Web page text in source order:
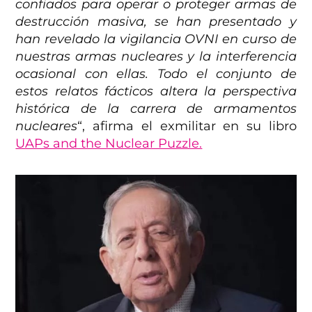
confiados para operar o proteger armas de
destrucción masiva, se han presentado y
han revelado la vigilancia OVNI en curso de
nuestras armas nucleares y la interferencia
ocasional con ellas. Todo el conjunto de
estos relatos fácticos altera la perspectiva
histórica de la carrera de armamentos
nucleares“, afirma el exmilitar en su libro
UAPs and the Nuclear Puzzle.